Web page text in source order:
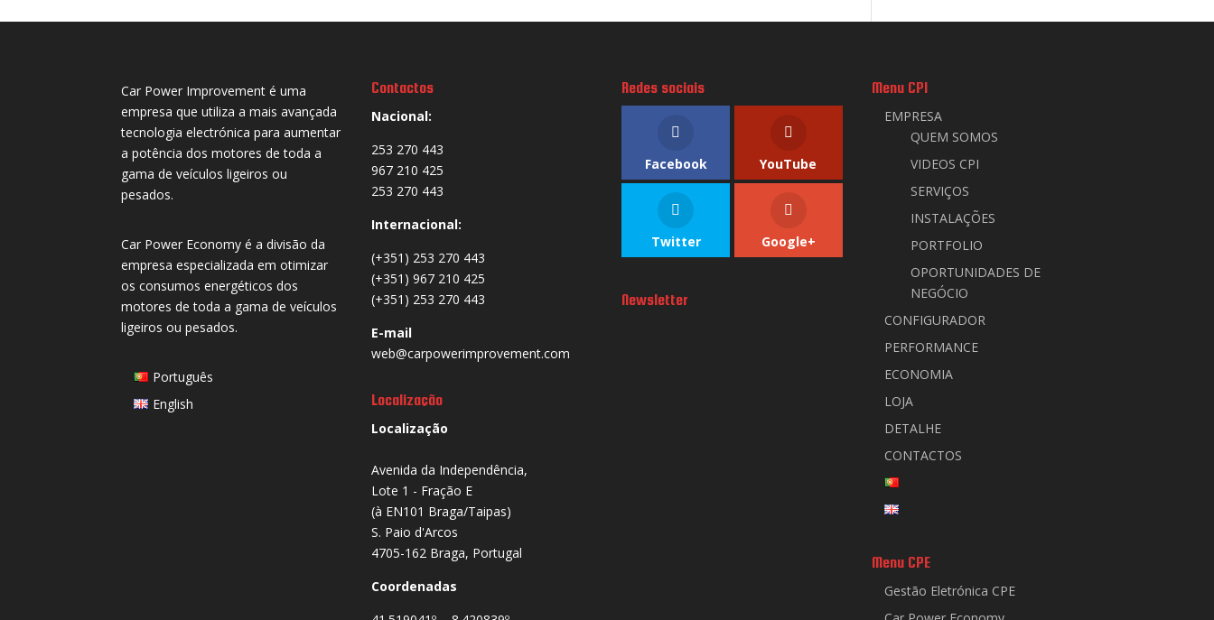
Car Power Improvement é uma
empresa que utiliza a mais avançada
tecnologia electrónica para aumentar
a potência dos motores de toda a
gama de veículos ligeiros ou
pesados.
Car Power Economy é a divisão da
empresa especializada em otimizar
os consumos energéticos dos
motores de toda a gama de veículos
ligeiros ou pesados.
Português
English
Contactos
Nacional:
253 270 443
967 210 425
253 270 443
Internacional:
(+351) 253 270 443
(+351) 967 210 425
(+351) 253 270 443
E-mail
web@carpowerimprovement.com
Localização
Localização
Avenida da Independência,
Lote 1 - Fração E
(à EN101 Braga/Taipas)
S. Paio d'Arcos
4705-162 Braga, Portugal
Coordenadas
Redes sociais
Facebook YouTube
Twitter Google+
Newsletter
Menu CPI
EMPRESA
QUEM SOMOS
VIDEOS CPI
SERVIÇOS
INSTALAÇÕES
PORTFOLIO
OPORTUNIDADES DE
NEGÓCIO
CONFIGURADOR
PERFORMANCE
ECONOMIA
LOJA
DETALHE
CONTACTOS
Menu CPE
Gestão Eletrónica CPE